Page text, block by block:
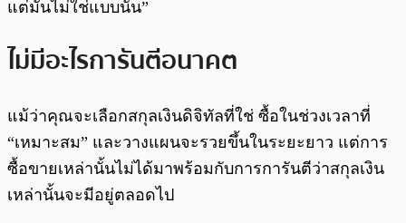
แต่มันไม่ใช่แบบนั้น”
ไม่มีอะไรการันตีอนาคต
แม้ว่าคุณจะเลือกสกุลเงินดิจิทัลที่ใช่ ซื้อในช่วงเวลาที่
“เหมาะสม” และวางแผนจะรวยขึ้นในระยะยาว แต่การ
ซื้อขายเหล่านั้นไม่ได้มาพร้อมกับการการันตีว่าสกุลเงิน
เหล่านั้นจะมีอยู่ตลอดไป